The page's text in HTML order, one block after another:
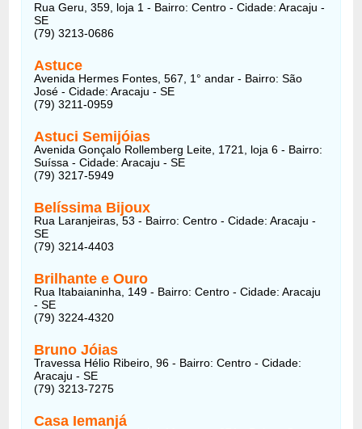
Rua Geru, 359, loja 1 - Bairro: Centro - Cidade: Aracaju -
SE
(79) 3213-0686
Astuce
Avenida Hermes Fontes, 567, 1° andar - Bairro: São
José - Cidade: Aracaju - SE
(79) 3211-0959
Astuci Semijóias
Avenida Gonçalo Rollemberg Leite, 1721, loja 6 - Bairro:
Suíssa - Cidade: Aracaju - SE
(79) 3217-5949
Belíssima Bijoux
Rua Laranjeiras, 53 - Bairro: Centro - Cidade: Aracaju -
SE
(79) 3214-4403
Brilhante e Ouro
Rua Itabaianinha, 149 - Bairro: Centro - Cidade: Aracaju
- SE
(79) 3224-4320
Bruno Jóias
Travessa Hélio Ribeiro, 96 - Bairro: Centro - Cidade:
Aracaju - SE
(79) 3213-7275
Casa Iemanjá